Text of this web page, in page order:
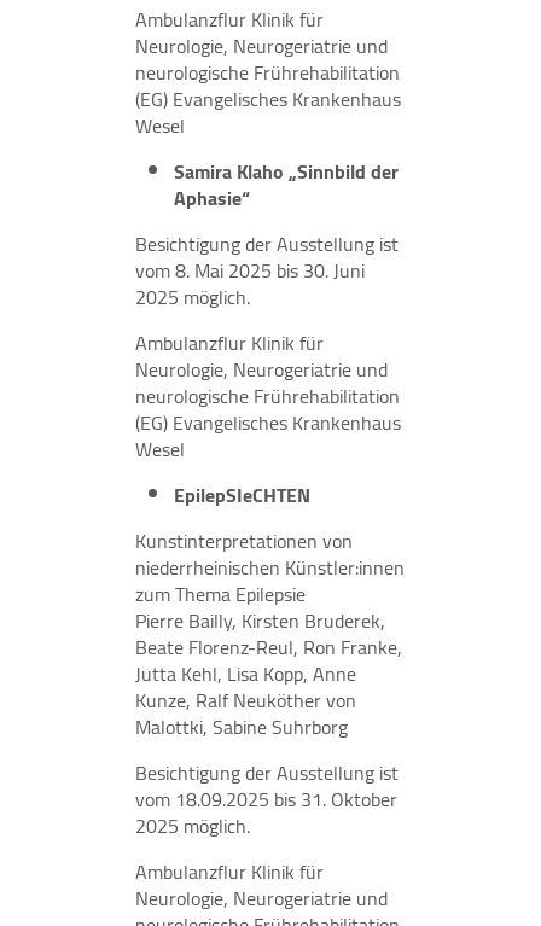
Ambulanzflur Klinik für
Neurologie, Neurogeriatrie und
neurologische Frührehabilitation
(EG) Evangelisches Krankenhaus
Wesel
Samira Klaho „Sinnbild der
Aphasie“
Besichtigung der Ausstellung ist
vom 8. Mai 2025 bis 30. Juni
2025 möglich.
Ambulanzflur Klinik für
Neurologie, Neurogeriatrie und
neurologische Frührehabilitation
(EG) Evangelisches Krankenhaus
Wesel
EpilepSIeCHTEN
Kunstinterpretationen von
niederrheinischen Künstler:innen
zum Thema Epilepsie
Pierre Bailly, Kirsten Bruderek,
Beate Florenz-Reul, Ron Franke,
Jutta Kehl, Lisa Kopp, Anne
Kunze, Ralf Neuköther von
Malottki, Sabine Suhrborg
Besichtigung der Ausstellung ist
vom 18.09.2025 bis 31. Oktober
2025 möglich.
Ambulanzflur Klinik für
Neurologie, Neurogeriatrie und